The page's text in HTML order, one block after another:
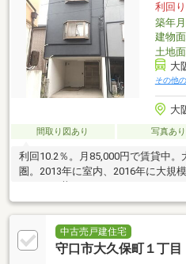
利回り
築年月
建物
土地
大
その他
大
間取り図あり 写真あり
利回10.2％。月85,000円で賃貸中
圏。2013年に室内、2016年に大規
中古売戸建住宅
守口市大久保町１丁目